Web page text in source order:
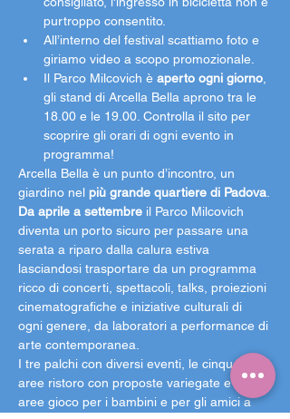
purtroppo consentito.
All’interno del festival scattiamo foto e
giriamo video a scopo promozionale.
Il Parco Milcovich è aperto ogni giorno
gli stand di Arcella Bella aprono tra le
18.00 e le 19.00. Controlla il sito per
scoprire gli orari di ogni evento in
programma!
Arcella Bella è un punto d’incontro, un
giardino nel più grande quartiere di Padova
Da aprile a settembre il Parco Milcovich
diventa un porto sicuro per passare una
serata a riparo dalla calura estiva
lasciandosi trasportare da un programma
ricco di concerti, spettacoli, talks, proiezioni
cinematografiche e iniziative culturali di
ogni genere, da laboratori a performance di
arte contemporanea.
I tre palchi con diversi eventi, le cinque
aree ristoro con proposte variegate e le
aree gioco per i bambini e per gli amici a